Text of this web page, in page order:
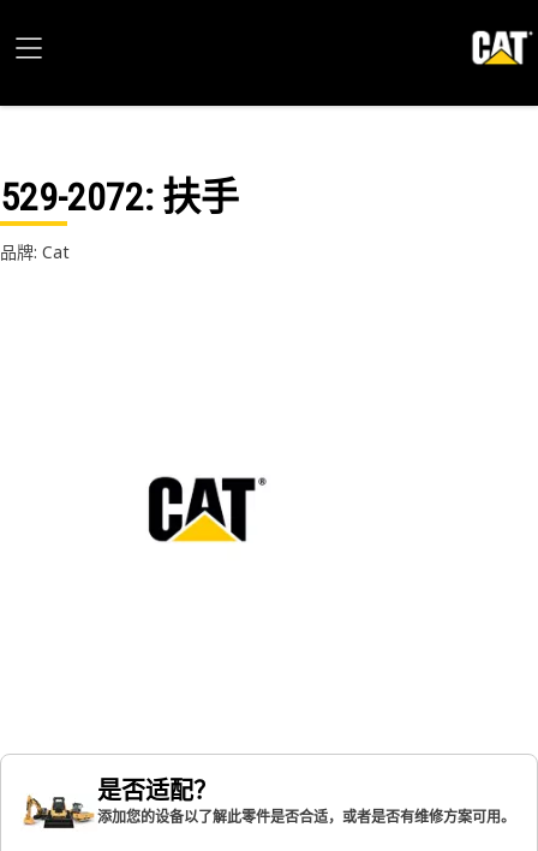
529-2072: 扶手
品牌: Cat
是否适配？
添加您的设备以了解此零件是否合适，或者是否有维修方案可用。